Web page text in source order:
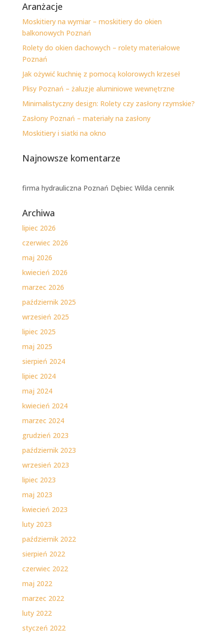
Aranżacje
Moskitiery na wymiar – moskitiery do okien
balkonowych Poznań
Rolety do okien dachowych – rolety materiałowe
Poznań
Jak ożywić kuchnię z pomocą kolorowych krzeseł
Plisy Poznań – żaluzje aluminiowe wewnętrzne
Minimalistyczny design: Rolety czy zasłony rzymskie?
Zasłony Poznań – materiały na zasłony
Moskitiery i siatki na okno
Najnowsze komentarze
firma hydrauliczna Poznań Dębiec Wilda cennik
Archiwa
lipiec 2026
czerwiec 2026
maj 2026
kwiecień 2026
marzec 2026
październik 2025
wrzesień 2025
lipiec 2025
maj 2025
sierpień 2024
lipiec 2024
maj 2024
kwiecień 2024
marzec 2024
grudzień 2023
październik 2023
wrzesień 2023
lipiec 2023
maj 2023
kwiecień 2023
luty 2023
październik 2022
sierpień 2022
czerwiec 2022
maj 2022
marzec 2022
luty 2022
styczeń 2022